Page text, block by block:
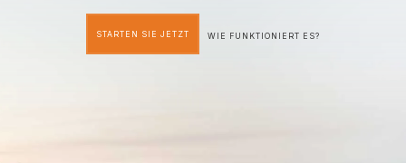
STARTEN SIE JETZT WIE FUNKTIONIERT ES?